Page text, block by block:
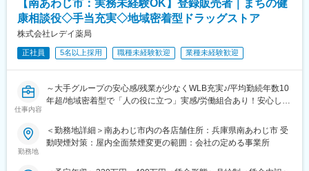
■労働組合があるので、安心して長く働ける仕組みがある：
職場での困りごとや意見を、労働組合を通じて会社に届けること
ができ、声を上げやすい環境があります。
＜数字で見るレデイ薬局＞
・男女比＝5：5
・平均勤続年数：10.9年
・月平均残業時間：8.7時間
変更の範囲：会社の定める業務
＼仕事のやりがい／
レデイ薬局は、地域に密着したドラッグストアとして、
「健康相談ができる身近な存在」を目指しています。
◎日々の接客を通じてお客様から直接「ありがとう」をもらえる
◎将来的には店長として、店舗・人・地域をまとめる立場を目指
せる
です。
【南あわじ市：実務未経験OK】登録販売者｜まちの健
康相談役◇手当充実◇地域密着型ドラッグストア
株式会社レデイ薬局
正社員 5名以上採用 職種未経験歓迎 業種未経験歓迎
仕事内容
～大手グループの安心感/残業が少なくWLB充実♪/平均勤続年数10
年超/地域密着型で「人の役に立つ」実感/労働組合あり！安心して
■仕事内容：
勤務地
＜勤務地詳細＞南あわじ市内の各店舗住所：兵庫県南あわじ市 受
動喫煙対策：屋内全面禁煙変更の範囲：会社の定める事業所